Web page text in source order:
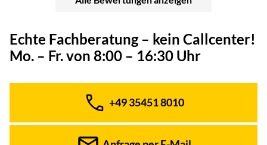
Echte Fachberatung – kein Callcenter!
Mo. – Fr. von 8:00 – 16:30 Uhr
Telefon:
+49 35451 8010